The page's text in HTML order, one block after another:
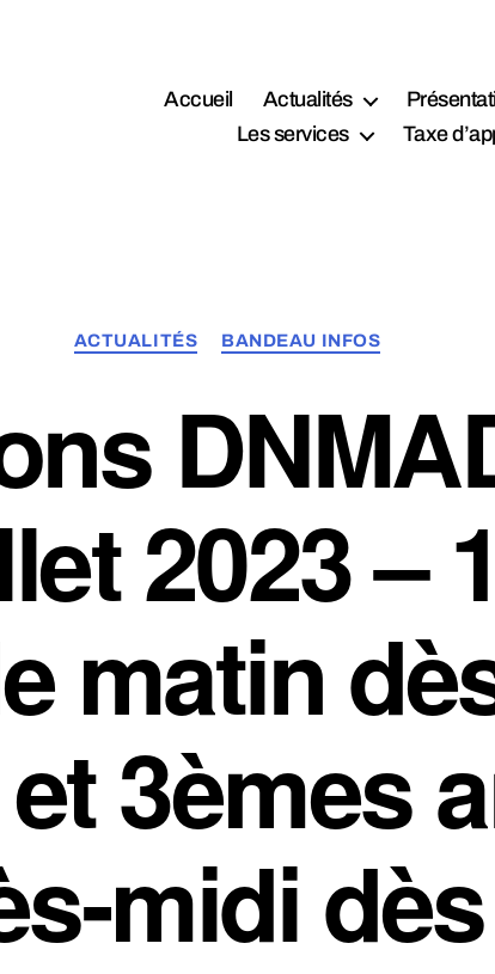
Accueil Actualités
Les services
Taxe
Catégories
ACTUALITÉS BANDEAU INFOS
2023 –
matin
3èmes
midi